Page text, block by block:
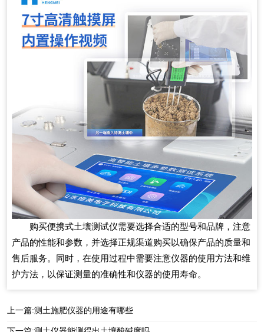
购买便携式土壤测试仪需要选择合适的型号和品牌，注意
产品的性能和参数，并选择正规渠道购买以确保产品的质量和
售后服务。同时，在使用过程中需要注意仪器的使用方法和维
护方法，以保证测量的准确性和仪器的使用寿命。
上一篇:测土施肥仪器的用途有哪些